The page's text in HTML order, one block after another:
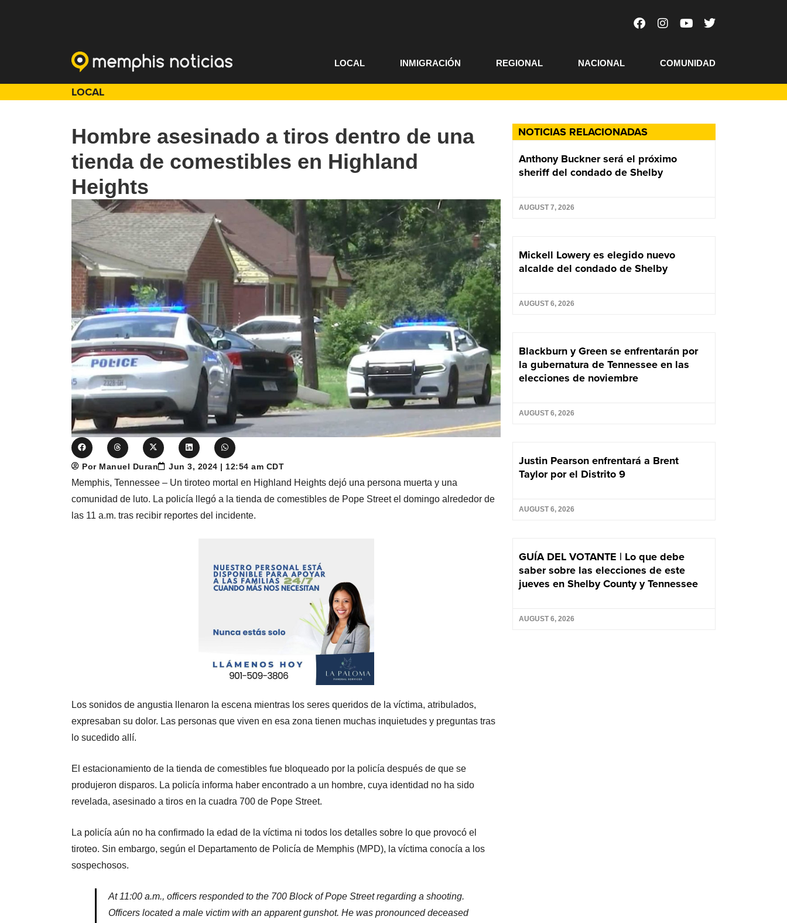
LOCAL INMIGRACIÓN REGIONAL NACIONAL COMUNIDAD
LOCAL
NOTICIAS RELACIONADAS
Anthony Buckner será el próximo
sheriff del condado de Shelby
AUGUST 7, 2026
Mickell Lowery es elegido nuevo
alcalde del condado de Shelby
AUGUST 6, 2026
Blackburn y Green se enfrentarán por
la gubernatura de Tennessee en las
elecciones de noviembre
AUGUST 6, 2026
Justin Pearson enfrentará a Brent
Taylor por el Distrito 9
AUGUST 6, 2026
GUÍA DEL VOTANTE | Lo que debe
saber sobre las elecciones de este
jueves en Shelby County y Tennessee
AUGUST 6, 2026
Hombre asesinado a tiros dentro de una
tienda de comestibles en Highland
Heights
Por Manuel Duran Jun 3, 2024 | 12:54 am CDT
Memphis, Tennessee – Un tiroteo mortal en Highland Heights dejó una persona muerta y una
comunidad de luto. La policía llegó a la tienda de comestibles de Pope Street el domingo alrededor de
las 11 a.m. tras recibir reportes del incidente.
Los sonidos de angustia llenaron la escena mientras los seres queridos de la víctima, atribulados,
expresaban su dolor. Las personas que viven en esa zona tienen muchas inquietudes y preguntas tras
lo sucedido allí.
El estacionamiento de la tienda de comestibles fue bloqueado por la policía después de que se
produjeron disparos. La policía informa haber encontrado a un hombre, cuya identidad no ha sido
revelada, asesinado a tiros en la cuadra 700 de Pope Street.
La policía aún no ha confirmado la edad de la víctima ni todos los detalles sobre lo que provocó el
tiroteo. Sin embargo, según el Departamento de Policía de Memphis (MPD), la víctima conocía a los
sospechosos.
At 11:00 a.m., officers responded to the 700 Block of Pope Street regarding a shooting.
Officers located a male victim with an apparent gunshot. He was pronounced deceased